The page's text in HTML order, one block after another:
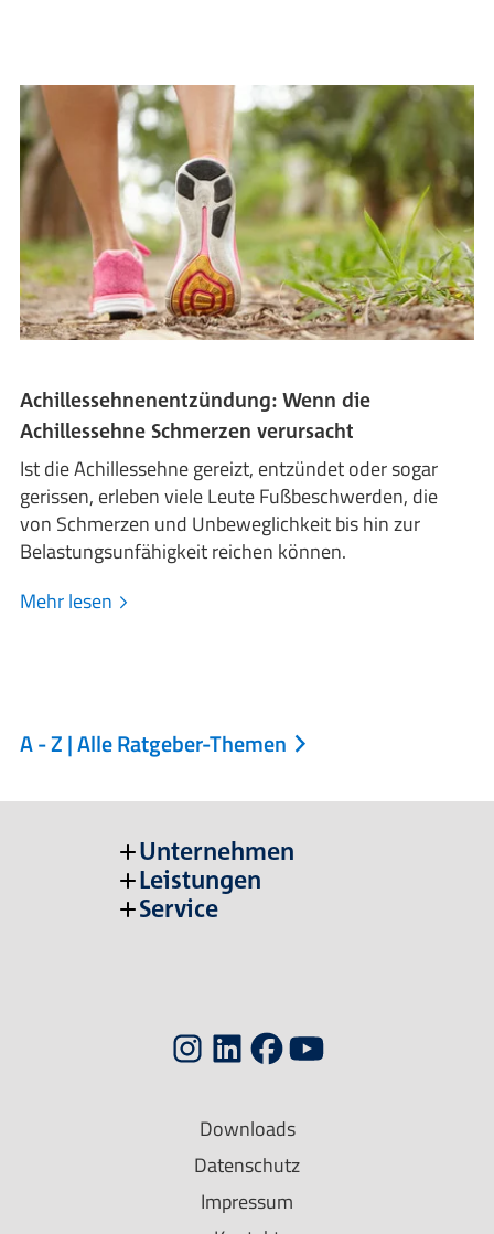
Achillessehnenentzündung: Wenn die
Achillessehne Schmerzen verursacht
Ist die Achillessehne gereizt, entzündet oder sogar
gerissen, erleben viele Leute Fußbeschwerden, die
von Schmerzen und Unbeweglichkeit bis hin zur
Belastungsunfähigkeit reichen können.
Mehr lesen
A - Z | Alle Ratgeber-Themen
Unternehmen
Leistungen
Service
Downloads
Datenschutz
Impressum